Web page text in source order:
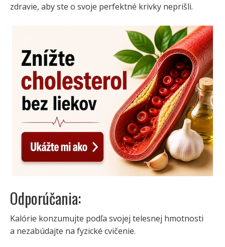
zdravie, aby ste o svoje perfektné krivky neprišli.
Odporúčania:
Kalórie konzumujte podľa svojej telesnej hmotnosti
a nezabúdajte na fyzické cvičenie.